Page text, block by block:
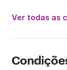
Tripulação:3
Ver todas as